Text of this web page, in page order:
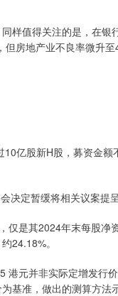
样值得关注的是，在银
房地产业不良率微升
亿股新H股，募资金额
定暂缓将相关议案提呈
是其2024年末每股净
24.18%。
元并非实际定增发行
基准，做出的测算方法